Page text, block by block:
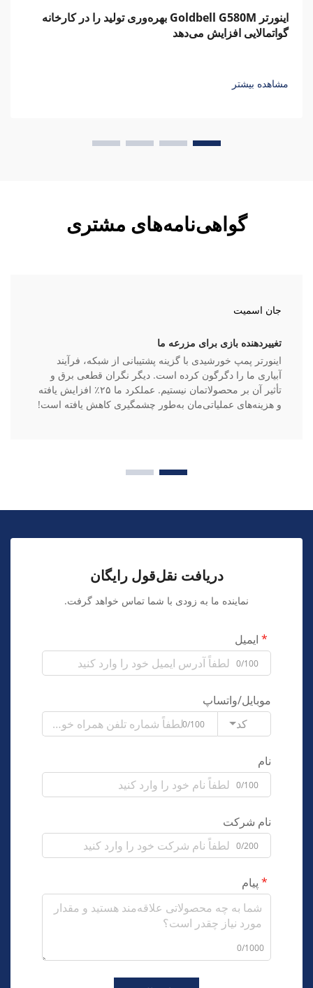
اینورتر Goldbell G580M بهره‌وری تولید را در کارخانه
گواتمالایی افزایش می‌دهد
مشاهده بیشتر
گواهی‌نامه‌های مشتری
جان اسمیت
تغییردهنده بازی برای مزرعه ما
اینورتر پمپ خورشیدی با گزینه پشتیبانی از شبکه، فرآیند
آبیاری ما را دگرگون کرده است. دیگر نگران قطعی برق و
تأثیر آن بر محصولاتمان نیستیم. عملکرد ما ۲۵٪ افزایش یافته
و هزینه‌های عملیاتی‌مان به‌طور چشمگیری کاهش یافته است!
دریافت نقل‌قول رایگان
نماینده ما به زودی با شما تماس خواهد گرفت.
ایمیل
0/100
موبایل/واتساپ
کد
0/100
نام
0/100
نام شرکت
0/200
پیام
0/1000